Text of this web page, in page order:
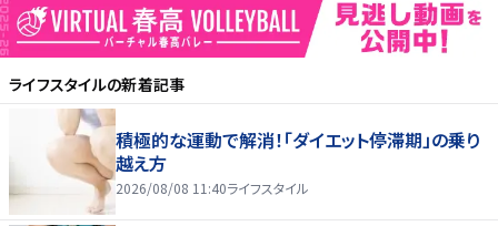
ライフスタイルの新着記事
積極的な運動で解消！「ダイエット停滞期」の乗り
越え方
2026/08/08 11:40ライフスタイル